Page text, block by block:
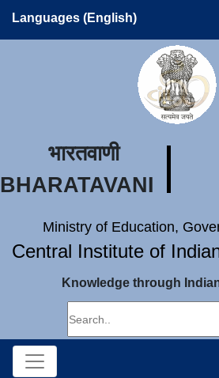
Languages (English)
भारतवाणी
BHARATAVANI
Ministry of Education,
Central Institute of
Knowledge through